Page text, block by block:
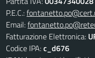
P.E.C.:
Email:
Fatturazione Elettronica:
Codice IPA:c_d676